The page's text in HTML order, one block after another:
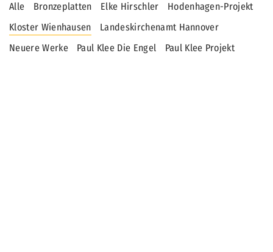
Alle Bronzeplatten Elke Hirschler
Hodenhagen-Projekt
Kloster Wienhausen
Landeskirchenamt Hannover
Neuere Werke
Paul Klee Die Engel Paul Klee Projekt